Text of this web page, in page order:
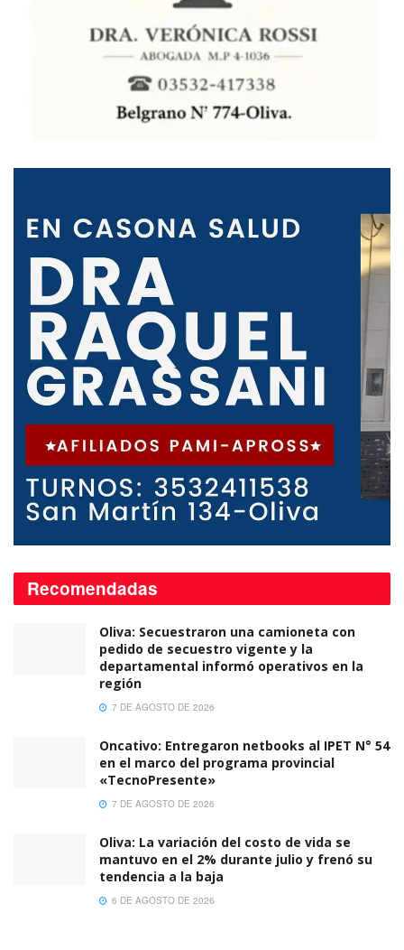
Recomendadas
Oliva: Secuestraron una camioneta con
pedido de secuestro vigente y la
departamental informó operativos en la
región
7 DE AGOSTO DE 2026
Oncativo: Entregaron netbooks al IPET N° 54
en el marco del programa provincial
«TecnoPresente»
7 DE AGOSTO DE 2026
Oliva: La variación del costo de vida se
mantuvo en el 2% durante julio y frenó su
tendencia a la baja
6 DE AGOSTO DE 2026